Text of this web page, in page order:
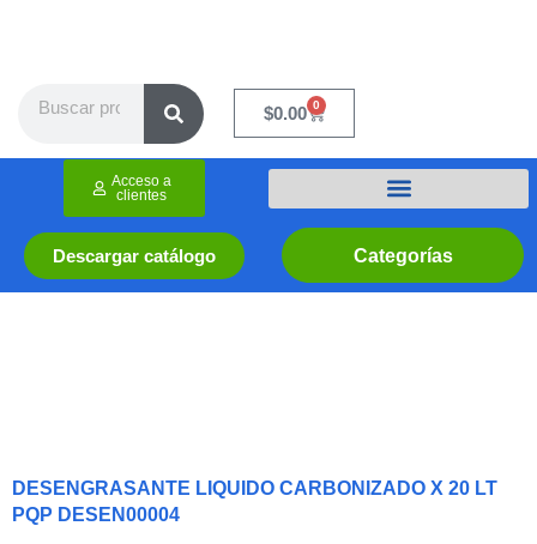
$0.00 0
Cart
Categorías
Descargar catálogo
Acceso a
clientes
DESENGRASANTE LIQUIDO CARBONIZADO X 20 LT
PQP DESEN00004